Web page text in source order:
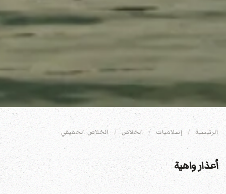
الرئيسية إسلاميات الخلاص الخلاص الحقيقي
أعذار واهية